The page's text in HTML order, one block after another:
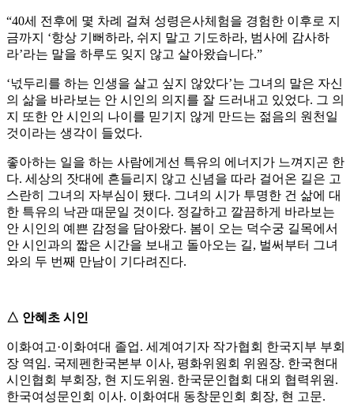
“40세 전후에 몇 차례 걸쳐 성령은사체험을 경험한 이후로 지
금까지 ‘항상 기뻐하라, 쉬지 말고 기도하라, 범사에 감사하
라’라는 말을 하루도 잊지 않고 살아왔습니다.”
‘넋두리를 하는 인생을 살고 싶지 않았다’는 그녀의 말은 자신
의 삶을 바라보는 안 시인의 의지를 잘 드러내고 있었다. 그 의
지 또한 안 시인의 나이를 믿기지 않게 만드는 젊음의 원천일
것이라는 생각이 들었다.
좋아하는 일을 하는 사람에게선 특유의 에너지가 느껴지곤 한
다. 세상의 잣대에 흔들리지 않고 신념을 따라 걸어온 길은 고
스란히 그녀의 자부심이 됐다. 그녀의 시가 투명한 건 삶에 대
한 특유의 낙관 때문일 것이다. 정갈하고 깔끔하게 바라보는
안 시인의 예쁜 감정을 담아왔다. 봄이 오는 덕수궁 길목에서
안 시인과의 짧은 시간을 보내고 돌아오는 길, 벌써부터 그녀
와의 두 번째 만남이 기다려진다.
△ 안혜초 시인
이화여고·이화여대 졸업. 세계여기자 작가협회 한국지부 부회
장 역임. 국제펜한국본부 이사, 평화위원회 위원장. 한국현대
시인협회 부회장, 현 지도위원. 한국문인협회 대외 협력위원.
한국여성문인회 이사. 이화여대 동창문인회 회장, 현 고문.